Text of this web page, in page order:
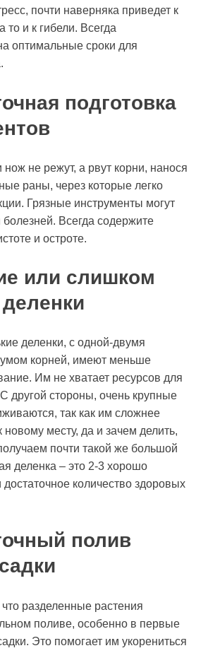
почти наверняка приведет к
то и к гибели. Всегда
оптимальные сроки для
подготовка
нож не режут, а рвут корни, нанося
раны, через которые легко
Грязные инструменты могут
болезней. Всегда содержите
и остроте.
или слишком
деленки, с одной-двумя
корней, имеют меньше
Им не хватает ресурсов для
другой стороны, очень крупные
так как им сложнее
новому месту, да и зачем делить,
почти такой же большой
деленка – это 2-3 хорошо
достаточное количество здоровых
полив
разделенные растения
поливе, особенно в первые
Это помогает им укорениться